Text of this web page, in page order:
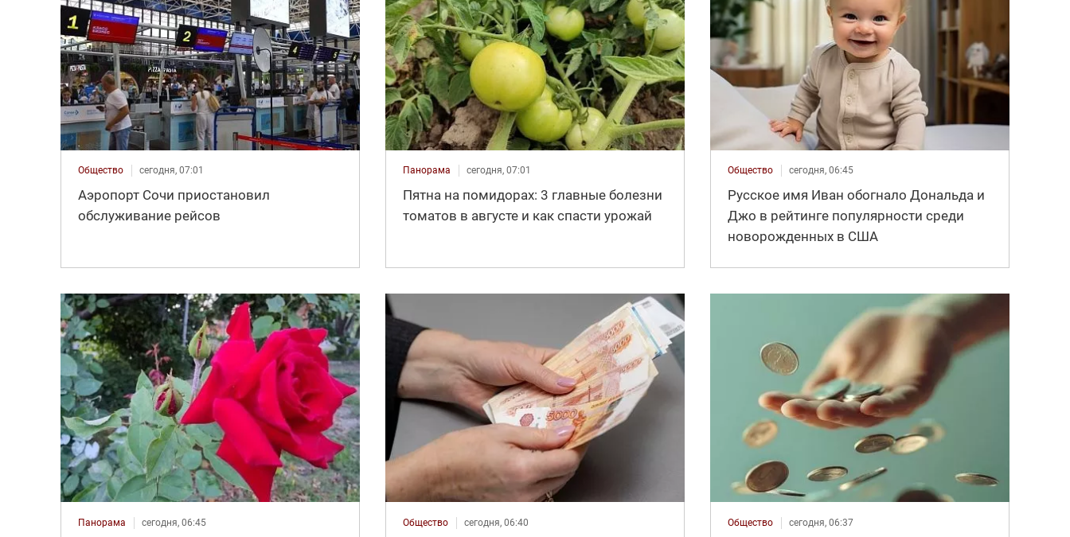
Общество сегодня, 07:01
Аэропорт Сочи приостановил
обслуживание рейсов
Панорама сегодня, 07:01
Пятна на помидорах: 3 главные болезни
томатов в августе и как спасти урожай
Общество сегодня, 06:45
Русское имя Иван обогнало Дональда и
Джо в рейтинге популярности среди
новорожденных в США
Панорама сегодня, 06:45 Общество сегодня, 06:40 Общество сегодня, 06:37